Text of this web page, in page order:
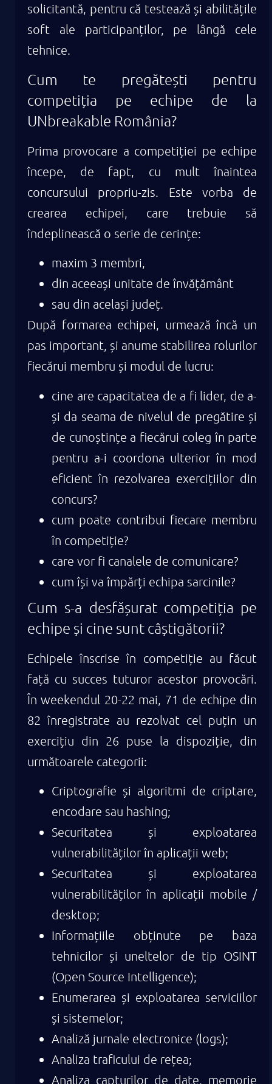
solicitantă, pentru că testează și abilitățile
soft ale participanților, pe lângă cele
tehnice.
Cum te pregătești pentru
competiția pe echipe de la
UNbreakable România?
Prima provocare a competiției pe echipe
începe, de fapt, cu mult înaintea
concursului propriu-zis. Este vorba de
crearea echipei, care trebuie să
îndeplinească o serie de cerințe:
maxim 3 membri,
din aceeași unitate de învățământ
sau din același județ.
După formarea echipei, urmează încă un
pas important, și anume stabilirea rolurilor
fiecărui membru și modul de lucru:
cine are capacitatea de a fi lider, de a-
și da seama de nivelul de pregătire și
de cunoștințe a fiecărui coleg în parte
pentru a-i coordona ulterior în mod
eficient în rezolvarea exercițiilor din
concurs?
cum poate contribui fiecare membru
în competiție?
care vor fi canalele de comunicare?
cum își va împărți echipa sarcinile?
Cum s-a desfășurat competiția pe
echipe și cine sunt câștigătorii?
Echipele înscrise în competiție au făcut
față cu succes tuturor acestor provocări.
În weekendul 20-22 mai, 71 de echipe din
82 înregistrate au rezolvat cel puțin un
exercițiu din 26 puse la dispoziție, din
următoarele categorii:
Criptografie și algoritmi de criptare,
encodare sau hashing;
Securitatea și exploatarea
vulnerabilităților în aplicații web;
Securitatea și exploatarea
vulnerabilităților în aplicații mobile /
desktop;
Informațiile obținute pe baza
tehnicilor și uneltelor de tip OSINT
(Open Source Intelligence);
Enumerarea și exploatarea serviciilor
și sistemelor;
Analiză jurnale electronice (logs);
Analiza traficului de rețea;
Analiza capturilor de date, memorie